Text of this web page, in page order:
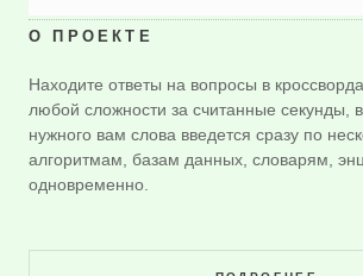
О ПРОЕКТЕ
Находите ответы на вопросы в
любой сложности за считанные секунды,
нужного вам слова введется сразу по
алгоритмам, базам данных, словарям,
одновременно.